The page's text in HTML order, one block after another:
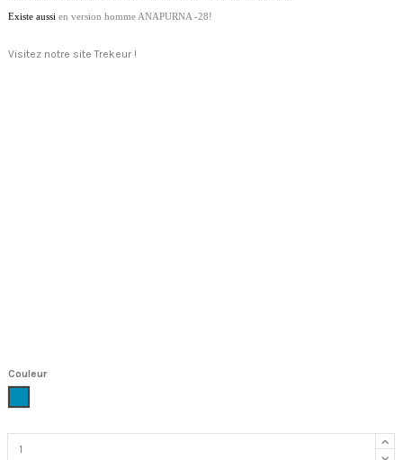
Existe aussi en version homme ANAPURNA -28!
Visitez notre site Trekeur !
Couleur